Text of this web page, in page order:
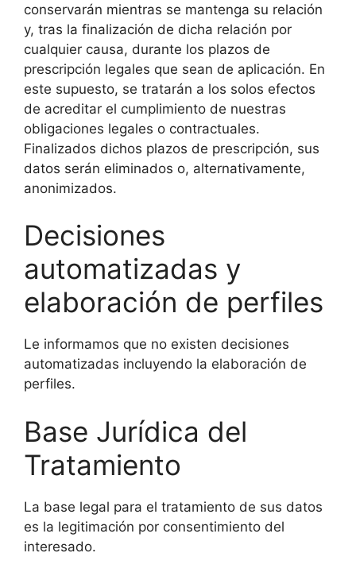
conservarán mientras se mantenga su relación
y, tras la finalización de dicha relación por
cualquier causa, durante los plazos de
prescripción legales que sean de aplicación. En
este supuesto, se tratarán a los solos efectos
de acreditar el cumplimiento de nuestras
obligaciones legales o contractuales.
Finalizados dichos plazos de prescripción, sus
datos serán eliminados o, alternativamente,
anonimizados.
Decisiones
automatizadas y
elaboración de perfiles
Le informamos que no existen decisiones
automatizadas incluyendo la elaboración de
perfiles.
Base Jurídica del
Tratamiento
La base legal para el tratamiento de sus datos
es la legitimación por consentimiento del
interesado.